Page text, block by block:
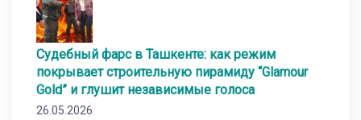
Судебный фарс в Ташкенте: как режим
покрывает строительную пирамиду “Glamour
Gold” и глушит независимые голоса
26.05.2026